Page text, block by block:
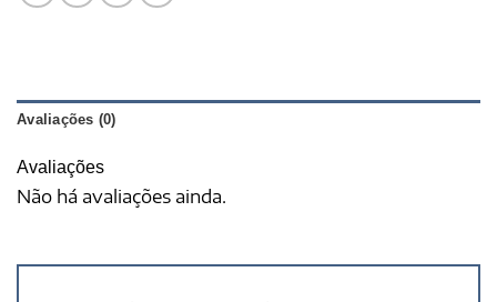
Avaliações (0)
Avaliações
Não há avaliações ainda.